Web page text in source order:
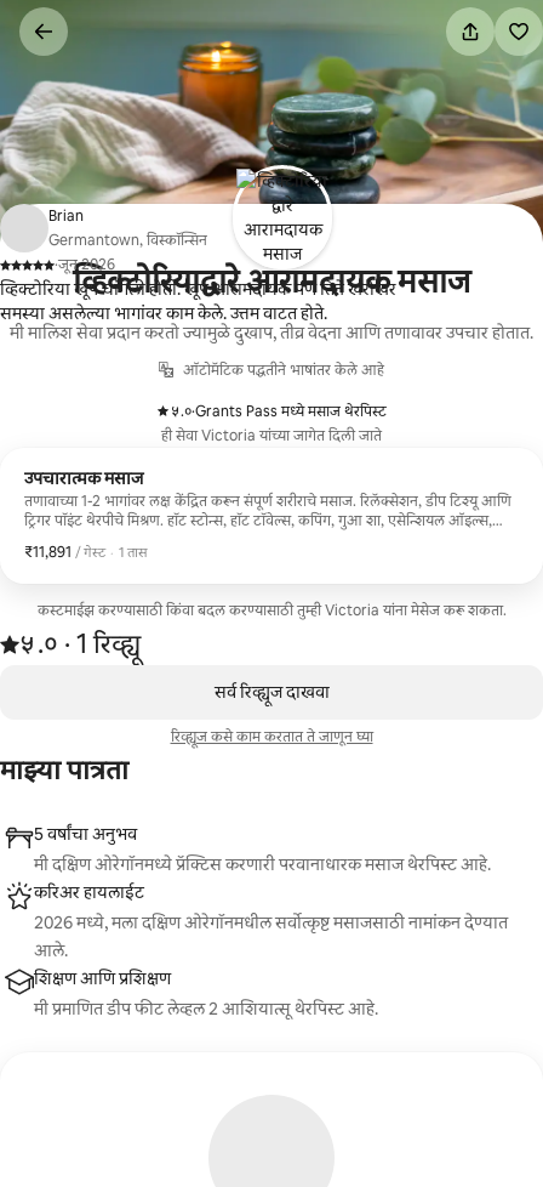
कंटेंटवर
व्हिक्टोरियाद्वारे आरामदायक मसाज
मी मालिश सेवा प्रदान करतो ज्यामुळे दुखाप, तीव्र वेदना आणि तणावावर उपचार होतात.
ऑटोमॅटिक पद्धतीने भाषांतर केले आहे
५.०
,
·Grants Pass मध्ये मसाज थेरपिस्ट
ही सेवा Victoria यांच्या जागेत दिली जाते
उपचारात्मक मसाज
तणावाच्या 1-2 भागांवर लक्ष केंद्रित करून संपूर्ण शरीराचे मसाज. रिलॅक्सेशन, डीप टिश्यू आणि
ट्रिगर पॉइंट थेरपीचे मिश्रण. हॉट स्टोन्स, हॉट टॉवेल्स, कपिंग, गुआ शा, एसेन्शियल ऑइल्स,
₹11,891 / गेस्ट
₹11,891 प्रति गेस्ट
, · 1 तास
कस्टमाईझ करण्यासाठी किंवा बदल करण्यासाठी तुम्ही Victoria यांना मेसेज करू शकता.
1 रिव्ह्यूमधून 5 पैकी ५.० स्टार रेटिंग आहे
५.०
,
· 1 रिव्ह्यू
Brian
Germantown, विस्कॉन्सिन
,
·जून 2026
व्हिक्टोरिया खूप चांगली होती. खूप आरामदायक पण तिने खरोखर
समस्या असलेल्या भागांवर काम केले. उत्तम वाटत होते.
सर्व रिव्ह्यूज दाखवा
रिव्ह्यूज कसे काम करतात ते जाणून घ्या
माझ्या पात्रता
5 वर्षांचा अनुभव
मी दक्षिण ओरेगॉनमध्ये प्रॅक्टिस करणारी परवानाधारक मसाज थेरपिस्ट आहे.
करिअर हायलाईट
2026 मध्ये, मला दक्षिण ओरेगॉनमधील सर्वोत्कृष्ट मसाजसाठी नामांकन देण्यात
आले.
शिक्षण आणि प्रशिक्षण
मी प्रमाणित डीप फीट लेव्हल 2 आशियात्सू थेरपिस्ट आहे.